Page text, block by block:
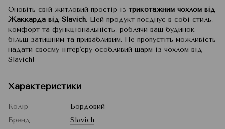
Оновіть свій житловий простір із трикотажним чохлом від
Жаккарда від Slavich. Цей продукт поєднує в собі стиль,
комфорт та функціональність, роблячи ваш будинок
більш затишним та привабливим. Не пропустіть можливість
надати своєму інтер'єру особливий шарм із чохлом від
Slavich!
Характеристики
Колір
Бордовий
Бренд
Slavich